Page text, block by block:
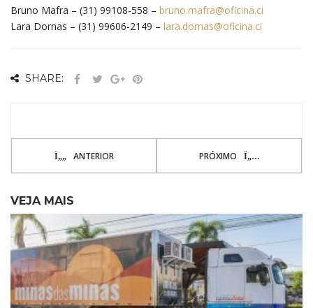
Bruno Mafra – (31) 99108-558 – bruno.mafra@oficina.ci
Lara Dornas – (31) 99606-2149 – lara.dornas@oficina.ci
SHARE:
ANTERIOR PRÓXIMO
VEJA MAIS